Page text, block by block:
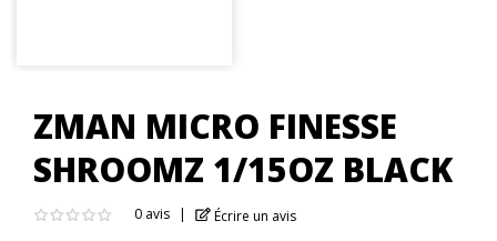
ZMAN MICRO FINESSE
SHROOMZ 1/15OZ BLACK
0 avis Écrire un avis